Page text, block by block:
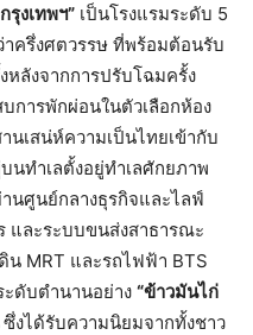
รุงเทพฯ” เป็นโรงแรมระดับ 5
ครึ่งศตวรรษ ที่พร้อมต้อนรับ
ลังจากการปรับโฉมครั้ง
การพักผ่อนในตัวเลือกห้อง
เสน่ห์ความเป็นไทยเข้ากับ
นทำเลตั้งอยู่ทำเลศักยภาพ
นศูนย์กลางธุรกิจและไลฟ์
และระบบขนส่งสาธารณะ
น MRT และรถไฟฟ้า BTS
ะดับตำนานอย่าง “ข้าวมันไก่
ซึ่งได้รับความนิยมจากทั้งชาว